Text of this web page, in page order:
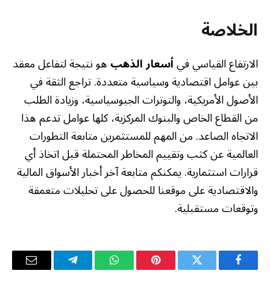
الخلاصة
الارتفاع القياسي فيأسعار الذهبهو نتيجة لتفاعل معقد
بين عوامل اقتصادية وسياسية متعددة. تراجع الثقة في
الأصول الأمريكية، والتوترات الجيوسياسية، وزيادة الطلب
من القطاع الخاص والبنوك المركزية، كلها عوامل تدعم هذا
الاتجاه الصاعد. من المهم للمستثمرين متابعة التطورات
العالمية عن كثب وتقييم المخاطر المحتملة قبل اتخاذ أي
قرارات استثمارية. يمكنكم متابعة آخر أخبار الأسواق المالية
والاقتصادية على موقعنا للحصول على تحليلات متعمقة
وتوقعات مستقبلية.
فيسبوك تويتر بينتيريستواتساب تيلقرام
البريد